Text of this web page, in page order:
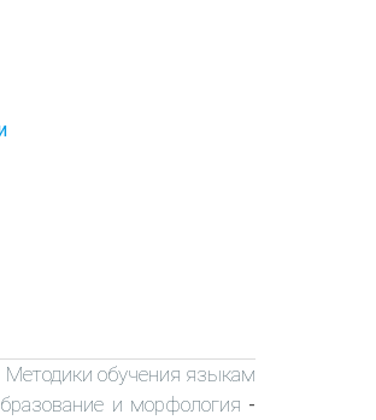
Методики обучения языкам
и морфология -